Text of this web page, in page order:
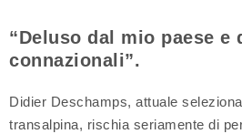
“Deluso dal mio paese e
connazionali”.
Didier Deschamps, attuale
transalpina, rischia seriamente di